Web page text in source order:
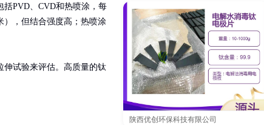
陕西优创环保科技有限公司
括PVD、CVD和热喷涂，每
），但结合强度高；热喷涂
伸试验来评估。高质量的钛